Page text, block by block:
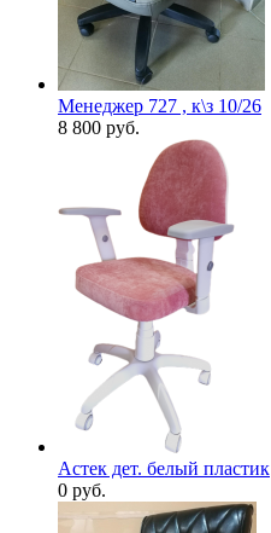
Менеджер 727 , к\з 10/26
8 800 руб.
Астек дет. белый пластик
0 руб.